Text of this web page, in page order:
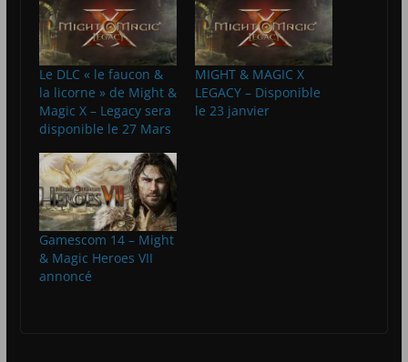
Le DLC « le faucon &
la licorne » de Might &
Magic X – Legacy sera
disponible le 27 Mars
MIGHT & MAGIC X
LEGACY – Disponible
le 23 janvier
Gamescom 14 – Might
& Magic Heroes VII
annoncé